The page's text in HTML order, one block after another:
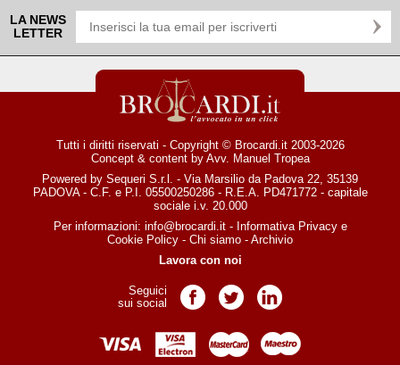
LA NEWS
LETTER
Tutti i diritti riservati - Copyright © Brocardi.it 2003-2026
Concept & content by Avv. Manuel Tropea
Powered by Sequeri S.r.l. - Via Marsilio da Padova 22, 35139
PADOVA - C.F. e P.I. 05500250286 - R.E.A. PD471772 - capitale
sociale i.v. 20.000
Per informazioni: info@brocardi.it- Informativa Privacye
Cookie Policy - Chi siamo - Archivio
Lavora con noi
Seguici
sui social
Pagina Facebook
Pagina TwitterPagina LinkedIn